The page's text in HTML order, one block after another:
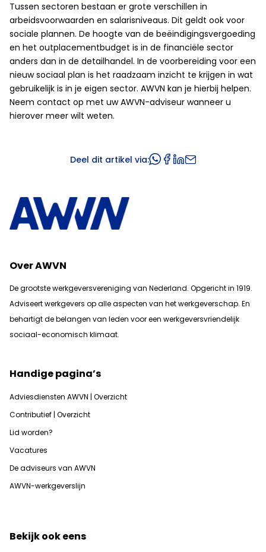
Tussen sectoren bestaan er grote verschillen in
arbeidsvoorwaarden en salarisniveaus. Dit geldt ook voor
sociale plannen. De hoogte van de beëindigingsvergoeding
en het outplacementbudget is in de financiële sector
anders dan in de detailhandel. In de voorbereiding voor een
nieuw sociaal plan is het raadzaam inzicht te krijgen in wat
gebruikelijk is in je eigen sector. AWVN kan je hierbij helpen.
Neem contact op met uw AWVN-adviseur wanneer u
hierover meer wilt weten.
Deel dit artikel via:
Over AWVN
De grootste werkgeversvereniging van Nederland. Opgericht in 1919.
Adviseert werkgevers op alle aspecten van het werkgeverschap. En
behartigt de belangen van leden voor een werkgeversvriendelijk
sociaal-economisch klimaat.
Handige pagina’s
Adviesdiensten AWVN | Overzicht
Contributief | Overzicht
Lid worden?
Vacatures
De adviseurs van AWVN
AWVN-werkgeverslijn
Bekijk ook eens